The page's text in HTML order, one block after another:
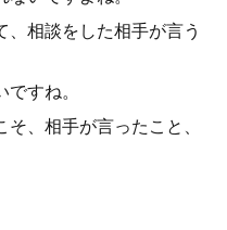
、相談をした相手が言う
すね。
、相手が言ったこと、